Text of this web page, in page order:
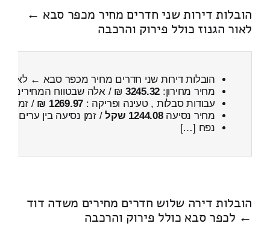
הובלות דירות שני חדרים מחיר מכפר סבא ←
לאור הגנוז כולל פירוק והרכבה
הובלות דירות שני חדרים מחיר מכפר סבא ← לאור
מחיר מחירון: 3245.32 ₪ / אלה שבטווח המחירים
עבודות סבלות , טעינה ופריקה : 1269.97 ₪ / זמן :
מחיר נסיעה1244.08 שקל / זמן נסיעה בין ערים
נפח […]
הובלות דירה שלוש חדרים מחירים משדה דוד
← לכפר סבא כולל פירוק והרכבה